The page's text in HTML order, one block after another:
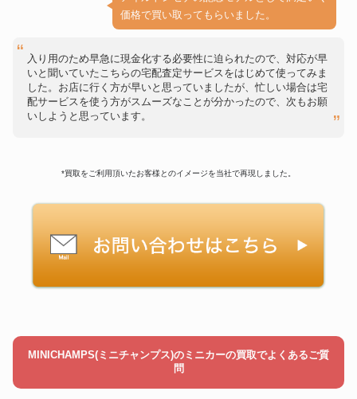
価格で買い取ってもらいました。
入り用のため早急に現金化する必要性に迫られたので、対応が早
いと聞いていたこちらの宅配査定サービスをはじめて使ってみま
した。お店に行く方が早いと思っていましたが、忙しい場合は宅
配サービスを使う方がスムーズなことが分かったので、次もお願
いしようと思っています。
*買取をご利用頂いたお客様とのイメージを当社で再現しました。
MINICHAMPS(ミニチャンプス)のミニカーの買取でよくあるご質
問